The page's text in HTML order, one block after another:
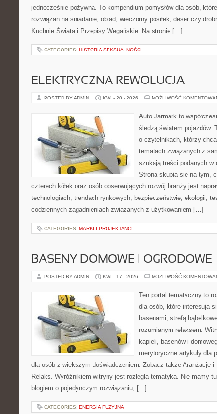
jednocześnie pożywna. To kompendium pomysłów dla osób,
rozwiązań na śniadanie, obiad, wieczorny posiłek, deser czy
Kuchnie Świata i Przepisy Wegańskie. Na stronie […]
CATEGORIES: HISTORIA SEKSUALNOŚCI
ELEKTRYCZNA REWOLUCJA
POSTED BY ADMIN KWI - 20 - 2026 MOŻLIWOŚĆ
Auto Jarmark to
śledzą światem pojazdów.
o czytelnikach, którzy
tematach związanych z
szukają treści podanych
Strona skupia się na tym,
czterech kółek oraz osób obserwujących rozwój branży jest
technologiach, trendach rynkowych, bezpieczeństwie, ekologii,
codziennych zagadnieniach związanych z użytkowaniem […]
CATEGORIES: MARKI I PROJEKTANCI
BASENY DOMOWE I OGRODOWE
POSTED BY ADMIN KWI - 17 - 2026 MOŻLIWOŚĆ
Ten portal tematyczny to
dla osób, które interesują
basenami, strefą
rozumianym relaksem.
kąpieli, basenów i
merytoryczne artykuły dla
dla osób z większym doświadczeniem. Zobacz także Aranżacje
Relaks. Wyróżnikiem witryny jest rozległa tematyka. Nie mamy
blogiem o pojedynczym rozwiązaniu, […]
CATEGORIES: ENERGIA FUZYJNA